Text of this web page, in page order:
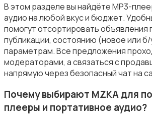
Аудиоусилители и ресиверы
Наушники
В этом разделе вы найдёте MP3-
аудио на любой вкус и бюджет.
помогут отсортировать объявления
публикации, состоянию (новое или б/
параметрам. Все предложения
модераторами, а связаться с
напрямую через безопасный чат на
Почему выбирают MZKA для
плееры и портативное аудио?